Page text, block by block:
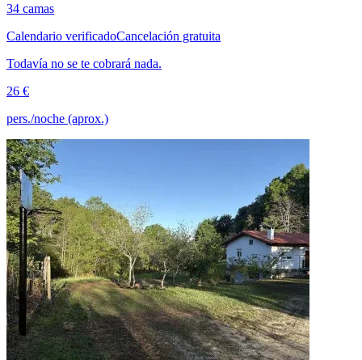
34 camas
Calendario verificadoCancelación gratuita
Todavía no se te cobrará nada.
26 €
pers./noche (aprox.)